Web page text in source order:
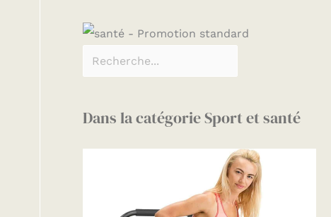
Dans la catégorie Sport et santé